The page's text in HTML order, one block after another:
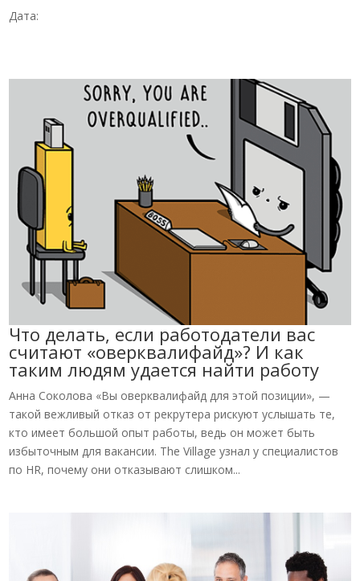
Дата:
Что делать, если работодатели вас
считают «оверквалифайд»? И как
таким людям удается найти работу
Анна Соколова «Вы оверквалифайд для этой позиции», —
такой вежливый отказ от рекрутера рискуют услышать те,
кто имеет большой опыт работы, ведь он может быть
избыточным для вакансии. The Village узнал у специалистов
по HR, почему они отказывают слишком...